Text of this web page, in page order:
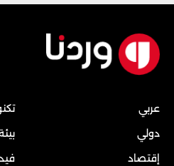
عربي
دولي
إقتصاد